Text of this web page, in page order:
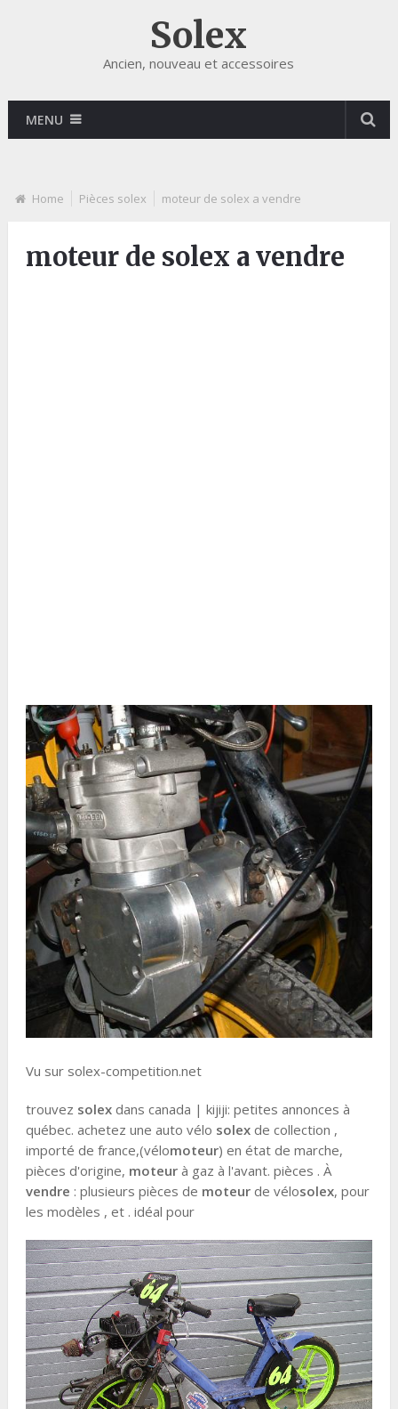
Solex
Ancien, nouveau et accessoires
MENU
Home Pièces solex moteur de solex a vendre
moteur de solex a vendre
Vu sur solex-competition.net
trouvez solexdans canada | kijiji: petites annonces à
québec. achetez une auto vélo solexde collection ,
importé de france,(vélomoteur) en état de marche,
pièces d'origine, moteurà gaz à l'avant. pièces . À
vendre : plusieurs pièces de moteurde vélosolex, pour
les modèles , et . idéal pour